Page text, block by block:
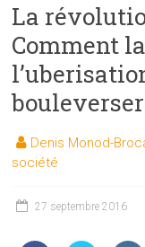
les
sciences
et
les
techniques
du
public
La
Comment
Denis Monod-
société
27 septembre 2016